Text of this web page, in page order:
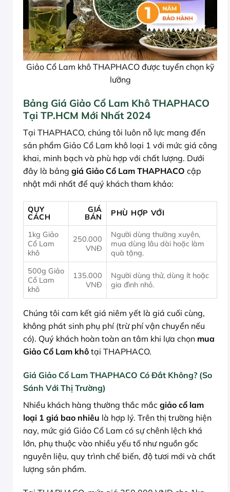
Giảo Cổ Lam khô THAPHACO được tuyển chọn kỹ
lưỡng
Bảng Giá Giảo Cổ Lam Khô THAPHACO
Tại TP.HCM Mới Nhất 2024
Tại THAPHACO, chúng tôi luôn nỗ lực mang đến
sản phẩm Giảo Cổ Lam khô loại 1 với mức giá công
khai, minh bạch và phù hợp với chất lượng. Dưới
đây là bảng giá Giảo Cổ Lam THAPHACO cập
nhật mới nhất để quý khách tham khảo:
QUY
CÁCH
GIÁ
BÁN
PHÙ HỢP VỚI
1kg Giảo
Cổ Lam
khô
250.000
VNĐ
Người dùng thường xuyên,
mua dùng lâu dài hoặc làm
quà tặng.
500g Giảo
Cổ Lam
khô
135.000
VNĐ
Người dùng thử, dùng ít hoặc
gia đình nhỏ.
Chúng tôi cam kết giá niêm yết là giá cuối cùng,
không phát sinh phụ phí (trừ phí vận chuyển nếu
có). Quý khách hoàn toàn an tâm khi lựa chọn mua
Giảo Cổ Lam khô tại THAPHACO.
Giá Giảo Cổ Lam THAPHACO Có Đắt Không? (So
Sánh Với Thị Trường)
Nhiều khách hàng thường thắc mắc giảo cổ lam
loại 1 giá bao nhiêu là hợp lý. Trên thị trường hiện
nay, mức giá Giảo Cổ Lam có sự chênh lệch khá
lớn, phụ thuộc vào nhiều yếu tố như nguồn gốc
nguyên liệu, quy trình chế biến, độ tươi mới và chất
lượng sản phẩm.